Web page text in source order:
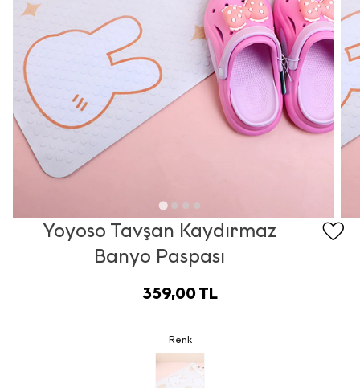
Yoyoso Tavşan Kaydırmaz
Banyo Paspası
359,00 TL
Renk